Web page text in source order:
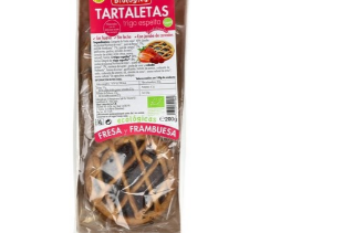
Depurativos
Bienestar emocional
Jalea Real
Memoria
Hierro
Deporte
Digestivos
Circulatorio, colesterol y glucosa
Superalimentos